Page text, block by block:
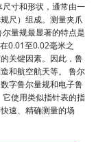
寸和形状，通常由一
尺）组成。测量夹爪
量规最显著的特点是
0.01至0.02毫米之
关键因素。因此，鲁
和航空航天等。 鲁尔
字鲁尔量规和电子鲁
使用类似指针表的指
速、精确测量的场